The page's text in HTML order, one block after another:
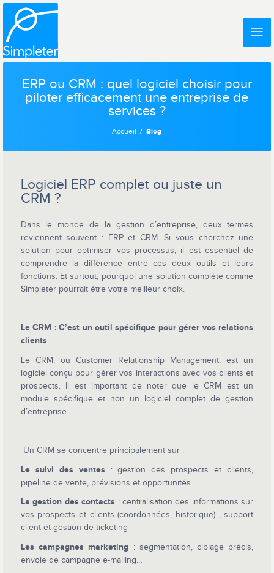
ERP ou CRM : quel logiciel choisir pour
piloter efficacement une entreprise de
services ?
Accueil Blog
Logiciel ERP complet ou juste un
CRM ?
Dans le monde de la gestion d’entreprise, deux termes
reviennent souvent : ERP et CRM. Si vous cherchez une
solution pour optimiser vos processus, il est essentiel de
comprendre la différence entre ces deux outils et leurs
fonctions. Et surtout, pourquoi une solution complète comme
Simpleter pourrait être votre meilleur choix.
Le CRM : C’est un outil spécifique pour gérer vos relations
clients
Le CRM, ou Customer Relationship Management, est un
logiciel conçu pour gérer vos interactions avec vos clients et
prospects. Il est important de noter que le CRM est un
module spécifique et non un logiciel complet de gestion
d’entreprise.
Un CRM se concentre principalement sur :
Le suivi des ventes: gestion des prospects et clients,
pipeline de vente, prévisions et opportunités.
La gestion des contacts : centralisation des informations sur
vos prospects et clients (coordonnées, historique) , support
client et gestion de ticketing
Les campagnes marketing : segmentation, ciblage précis,
envoie de campagne e-mailing…